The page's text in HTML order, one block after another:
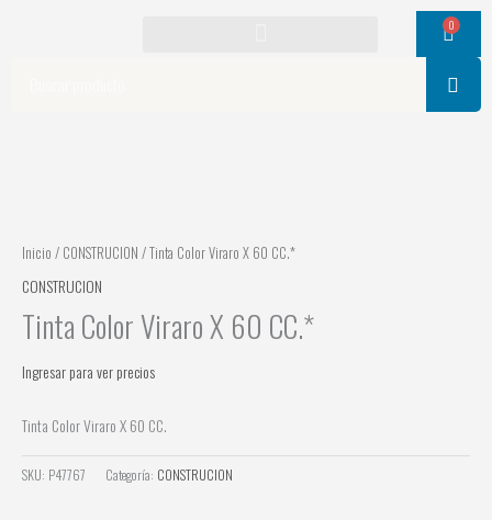
0
Cart
Inicio / CONSTRUCION / Tinta Color Viraro X 60 CC.*
CONSTRUCION
Tinta Color Viraro X 60 CC.*
Ingresar para ver precios
Tinta Color Viraro X 60 CC.
SKU: P47767 Categoría: CONSTRUCION